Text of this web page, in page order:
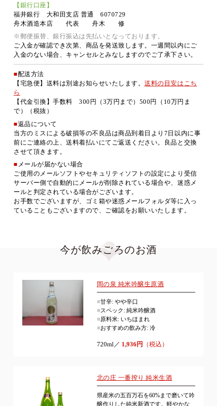
【銀行口座】
福井銀行 大和田支店 普通 6070729
舟木酒造本店 代表 舟木 修
※郵便振替、銀行振込は先払いとなっております。
ご入金が確認でき次第、商品を発送致します。一週間以内にご
入金のない場合、キャンセルとみなしますのでご了承下さい。
■配送方法
【宅急便】送料は別途お知らせいたします。送料の目安はこち
ら
【代金引換】手数料 300円（3万円まで）500円（10万円ま
で）（税抜）
■返品について
当方のミスによる破損等の不良品は商品到着日より7日以内に事
前にご連絡の上、送料着払いにてご返送ください。良品と交換
させて頂きます。
■ メールが届かない場合
ご使用のメールソフトやセキュリティソフトの設定により受信
サーバー側で自動的にメールが削除されている場合や、迷惑メ
ールと判定されている場合がございます。
お手数でございますが、ゴミ箱や迷惑メールフォルダ等に入っ
ていることもございますので、ご確認をお願いいたします。
今が飲みごろのお酒
岡の泉 純米吟醸生原酒
■甘辛: やや辛口
■スペック: 純米吟醸酒
■原料米: いちほまれ
■おすすめの飲み方: 冷
720ml／ 1,936円 （税込）
北の庄 一番搾り 純米生酒
県産米の五百万石を60%まで磨いて吟
醸作りした純米新酒です。軽やかな